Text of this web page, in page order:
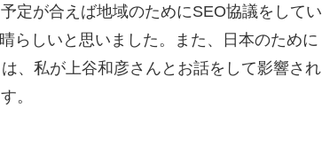
定が合えば地域のためにSEO協議をしてい
らしいと思いました。また、日本のために
、私が上谷和彦さんとお話をして影響され
。